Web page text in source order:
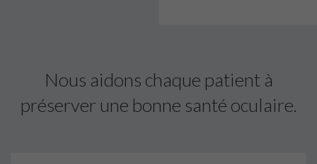
Nous aidons chaque patient à
préserver une bonne santé oculaire.